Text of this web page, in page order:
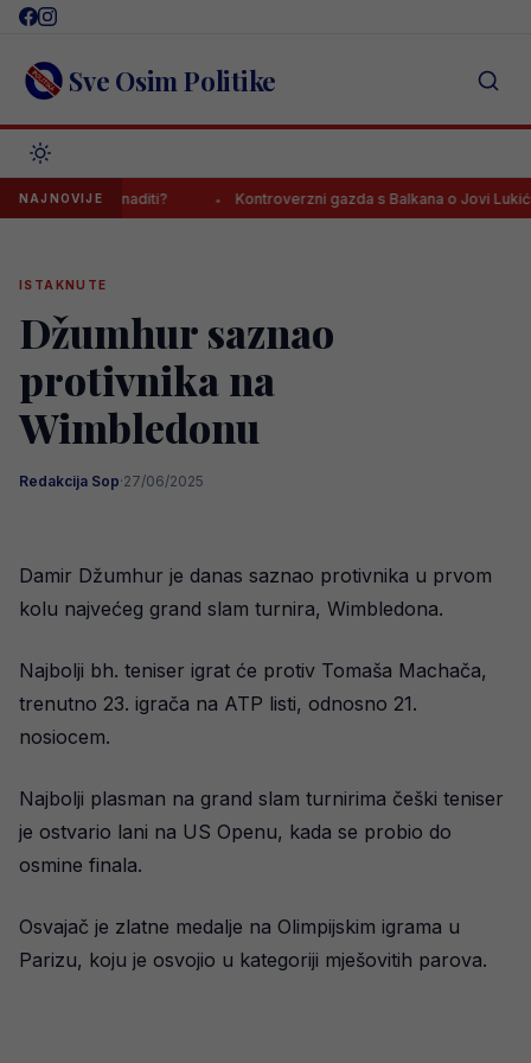
Skip
content Sve Osim Politike
NAJNOVIJE
iznenaditi? Kontroverzni gazda s Balkana o Jovi Lukiću:
ISTAKNUTE
Džumhur saznao
protivnika na
Wimbledonu
Redakcija Sop·27/06/2025
Damir Džumhur je danas saznao protivnika u prvom
kolu najvećeg grand slam turnira, Wimbledona.
Najbolji bh. teniser igrat će protiv Tomaša Machača,
trenutno 23. igrača na ATP listi, odnosno 21.
nosiocem.
Najbolji plasman na grand slam turnirima češki teniser
je ostvario lani na US Openu, kada se probio do
osmine finala.
Osvajač je zlatne medalje na Olimpijskim igrama u
Parizu, koju je osvojio u kategoriji mješovitih parova.